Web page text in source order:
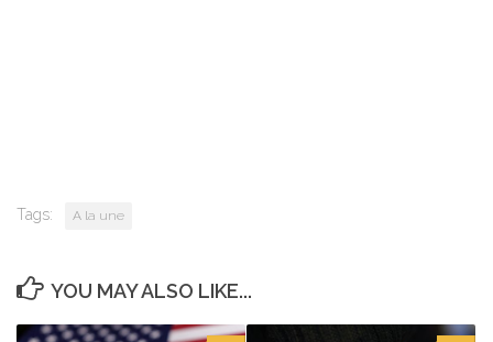
Tags: A la une
YOU MAY ALSO LIKE...